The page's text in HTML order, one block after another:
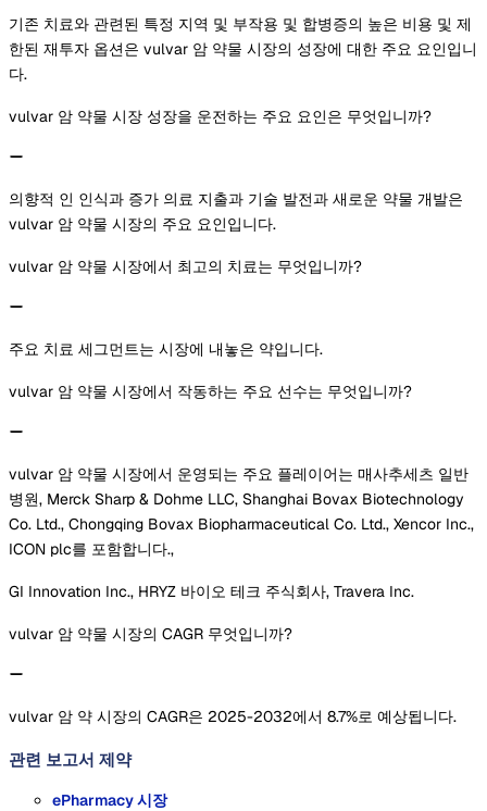
기존 치료와 관련된 특정 지역 및 부작용 및 합병증의 높은 비용 및 제
한된 재투자 옵션은 vulvar 암 약물 시장의 성장에 대한 주요 요인입니
다.
vulvar 암 약물 시장 성장을 운전하는 주요 요인은 무엇입니까?
의향적 인 인식과 증가 의료 지출과 기술 발전과 새로운 약물 개발은
vulvar 암 약물 시장의 주요 요인입니다.
vulvar 암 약물 시장에서 최고의 치료는 무엇입니까?
주요 치료 세그먼트는 시장에 내놓은 약입니다.
vulvar 암 약물 시장에서 작동하는 주요 선수는 무엇입니까?
vulvar 암 약물 시장에서 운영되는 주요 플레이어는 매사추세츠 일반
병원, Merck Sharp & Dohme LLC, Shanghai Bovax Biotechnology
Co. Ltd., Chongqing Bovax Biopharmaceutical Co. Ltd., Xencor Inc.,
ICON plc를 포함합니다.,
GI Innovation Inc., HRYZ 바이오 테크 주식회사, Travera Inc.
vulvar 암 약물 시장의 CAGR 무엇입니까?
vulvar 암 약 시장의 CAGR은 2025-2032에서 8.7%로 예상됩니다.
관련 보고서 제약
ePharmacy 시장